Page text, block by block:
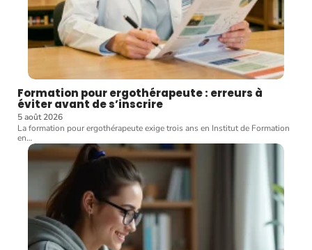
Formation pour ergothérapeute : erreurs à
éviter avant de s’inscrire
5 août 2026
La formation pour ergothérapeute exige trois ans en Institut de Formation
en…